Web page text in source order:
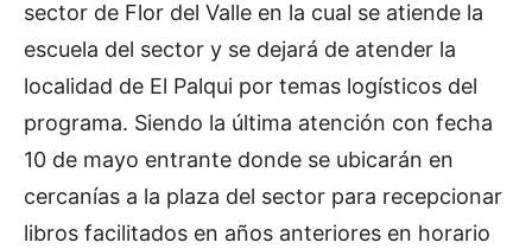
sector de Flor del Valle en la cual se atiende la
escuela del sector y se dejará de atender la
localidad de El Palqui por temas logísticos del
programa. Siendo la última atención con fecha
10 de mayo entrante donde se ubicarán en
cercanías a la plaza del sector para recepcionar
libros facilitados en años anteriores en horario